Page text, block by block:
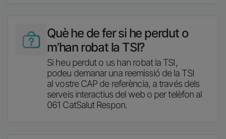
Imatge
Què he de fer si he perdut o
m’han robat la TSI?
Si heu perdut o us han robat la TSI,
podeu demanar una reemissió de la TSI
al vostre CAP de referència, a través dels
serveis interactius del web o per telèfon al
061 CatSalut Respon.